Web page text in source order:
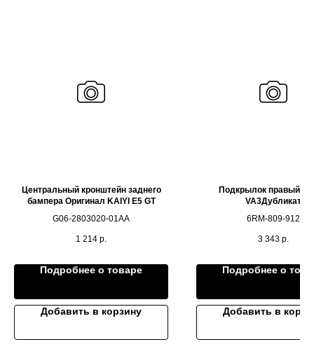
Центральный кронштейн заднего
бампера Оригинал KAIYI E5 GT
G06-2803020-01AA
1 214 р.
Подробнее о товаре
Добавить в корзину
Подкрылок правый
VA3Дубликат
6RM-809-912
3 343 р.
Подробнее о
Добавить в